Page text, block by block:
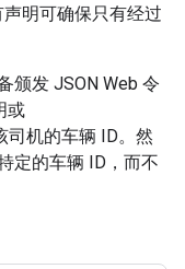
明可确保只有经过
颁发 JSON Web 令
或
司机的车辆 ID。然
定的车辆 ID，而不